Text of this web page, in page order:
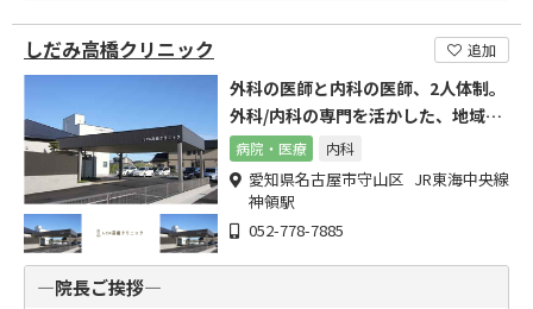
しだみ高橋クリニック 追加
外科の医師と内科の医師、2人体制。
外科/内科の専門を活かした、地域の
「かかりつけ医」
病院・医療 内科
愛知県名古屋市守山区 JR東海中央線
神領駅
052-778-7885
―院長ご挨拶―